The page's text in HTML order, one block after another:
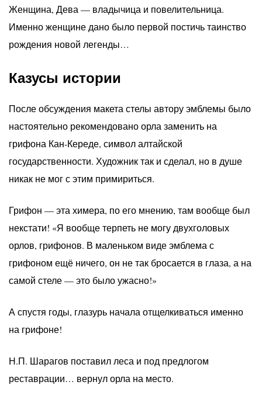
Женщина, Дева — владычица и повелительница.
Именно женщине дано было первой постичь таинство
рождения новой легенды…
Казусы истории
После обсуждения макета стелы автору эмблемы было
настоятельно рекомендовано орла заменить на
грифона Кан-Кереде, символ алтайской
государственности. Художник так и сделал, но в душе
никак не мог с этим примириться.
Грифон — эта химера, по его мнению, там вообще был
некстати! «Я вообще терпеть не могу двухголовых
орлов, грифонов. В маленьком виде эмблема с
грифоном ещё ничего, он не так бросается в глаза, а на
самой стеле — это было ужасно!»
А спустя годы, глазурь начала отщелкиваться именно
на грифоне!
Н.П. Шарагов поставил леса и под предлогом
реставрации… вернул орла на место.